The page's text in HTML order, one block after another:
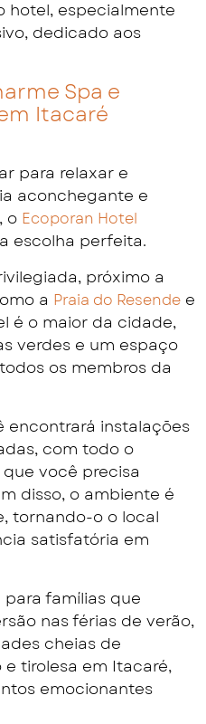
hotel, especialmente
dedicado aos
Spa e
Itacaré
para relaxar e
aconchegante e
o Ecoporan Hotel
escolha perfeita.
próximo a
a Praia do Resende e
é o maior da cidade,
verdes e um espaço
os membros da
encontrará instalações
com todo o
você precisa
disso, o ambiente é
tornando-o o local
satisfatória em
famílias que
nas férias de verão,
cheias de
tirolesa em Itacaré,
emocionantes